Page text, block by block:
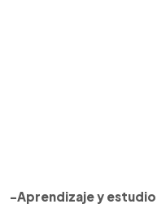
-Aprendizaje y estudio